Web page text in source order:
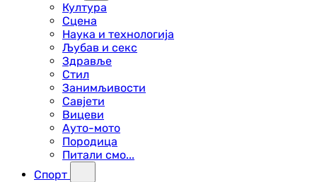
Култура
Сцена
Наука и технологија
Љубав и секс
Здравље
Стил
Занимљивости
Савјети
Вицеви
Ауто-мото
Породица
Питали смо...
Спорт